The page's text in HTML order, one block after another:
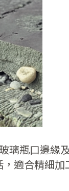
璃瓶口邊緣
適合精細加